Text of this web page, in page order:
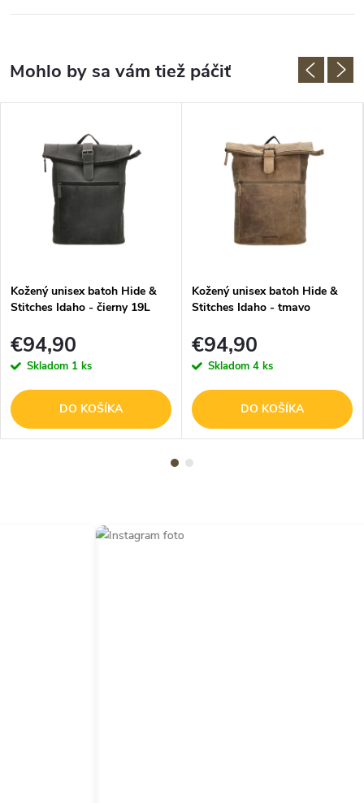
Kožený unisex batoh Hide &
Stitches Idaho - čierny 19L
€94,90
Skladom 1 ks
DO KOŠÍKA
Kožený unisex batoh Hide &
Stitches Idaho - tmavo
€94,90
Skladom 4 ks
DO KOŠÍKA